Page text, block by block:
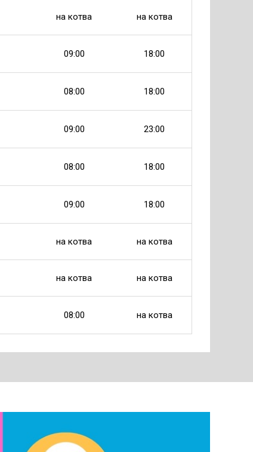
на котва на котва
09:00 18:00
08:00 18:00
09:00 23:00
08:00 18:00
09:00 18:00
на котва на котва
на котва на котва
08:00 на котва